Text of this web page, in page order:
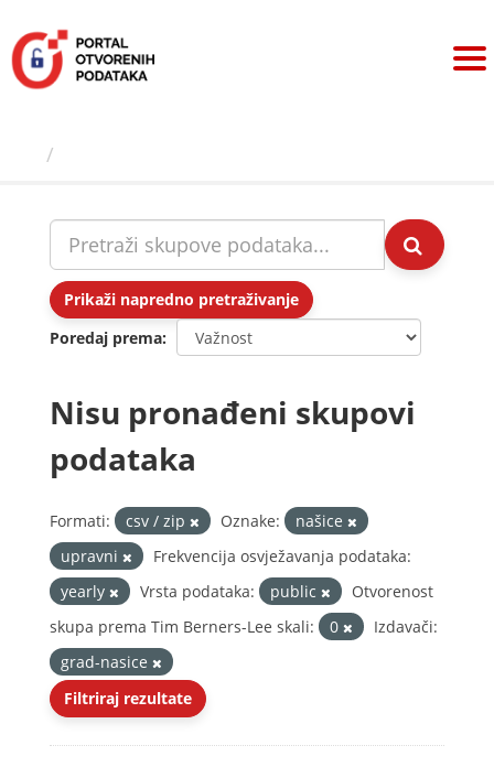
sadržaj
Prikaži napredno pretraživanje
Poredaj prema
Nisu pronađeni skupovi
podataka
Formati: csv / zip Oznake:
našice
upravni
Frekvencija osvježavanja podataka:
yearly
Vrsta podataka: public
Otvorenost
skupa prema Tim Berners-Lee skali:
0
Izdavači:
grad-nasice
Filtriraj rezultate